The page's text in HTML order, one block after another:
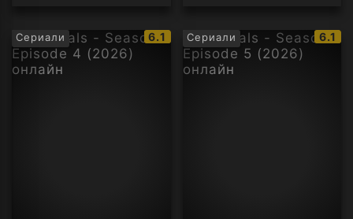
Сериали
IMDb
рейтинг:
6.1 Сериали
IMDb
6.1